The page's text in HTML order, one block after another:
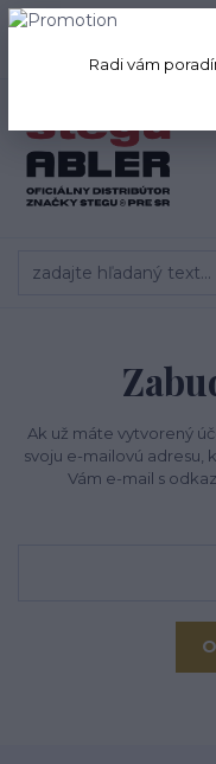
+421 917 280 411
Ak už máte vytvorený
svoju e-mailovú adresu,
Vám e-mail s
Radi vám